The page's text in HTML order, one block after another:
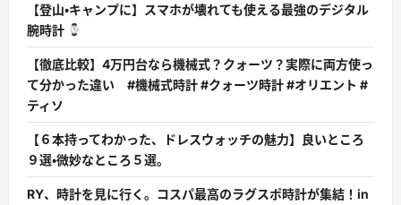
【登山・キャンプに】スマホが壊れても使える最強のデジタル
腕時計
【徹底比較】4万円台なら機械式？クォーツ？実際に両方使っ
て分かった違い #機械式時計 #クォーツ時計 #オリエント #
ティソ
【６本持ってわかった、ドレスウォッチの魅力】良いところ
９選・微妙なところ５選。
RY、時計を見に行く。コスパ最高のラグスポ時計が集結！in